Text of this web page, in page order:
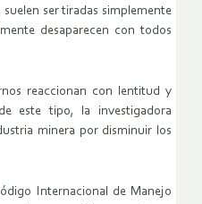
ser tiradas simplemente
desaparecen con todos
reaccionan con lentitud y
este tipo, la investigadora
minera por disminuir los
Internacional de Manejo